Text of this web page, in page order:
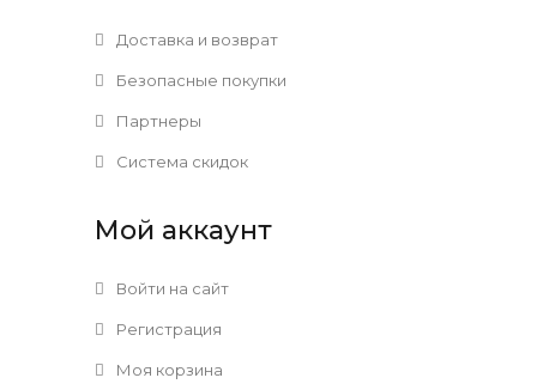
Доставка и возврат
Безопасные покупки
Партнеры
Система скидок
Мой аккаунт
Войти на сайт
Регистрация
Моя корзина